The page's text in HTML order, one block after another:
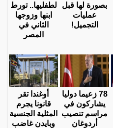
بصورة لها قبل
عمليات
التجميل!
لطفليها.. تورط
ابنها وزوجها
الثاني في
المصر
78 زعيما دوليا
يشاركون في
مراسم تنصيب
أردوغان
أوغندا تقر
قانونا يجرم
المثلية الجنسية
وبايدن غاضب